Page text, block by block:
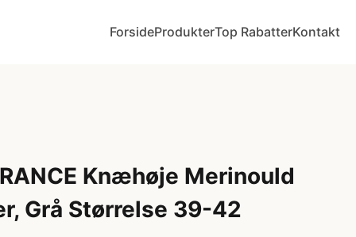
ForsideProdukterTop RabatterKontakt
Knæhøje Merinould
Grå Størrelse 39-42